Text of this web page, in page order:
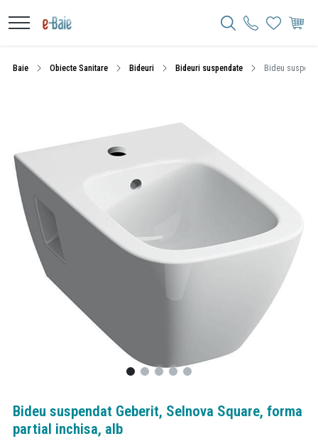
Baie Obiecte Sanitare Bideuri Bideuri suspendate Bideu
Bideu suspendat Geberit, Selnova Square, forma
partial inchisa, alb